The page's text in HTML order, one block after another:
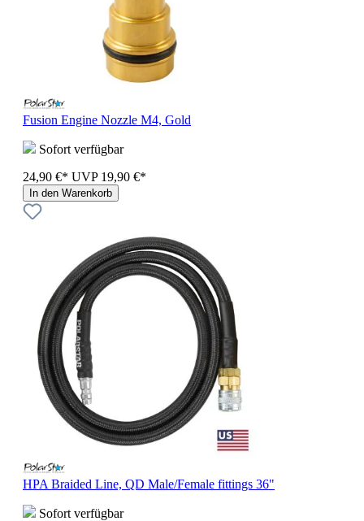
Fusion Engine Nozzle M4, Gold
Sofort verfügbar
24,90 €* UVP 19,90 €*
In den Warenkorb
HPA Braided Line, QD Male/Female fittings 36"
Sofort verfügbar